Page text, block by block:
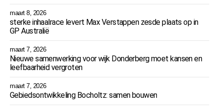
maart 8, 2026
sterke inhaalrace levert Max Verstappen zesde plaats op in
GP Australië
maart 7, 2026
Nieuwe samenwerking voor wijk Donderberg moet kansen en
leefbaarheid vergroten
maart 7, 2026
Gebiedsontwikkeling Bocholtz: samen bouwen